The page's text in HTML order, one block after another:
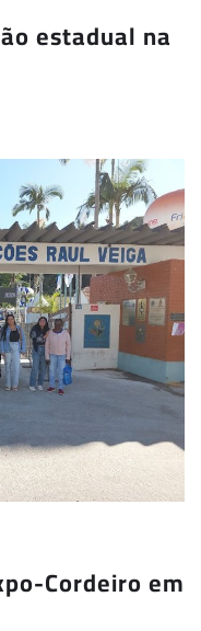
estadual na
Cordeiro em